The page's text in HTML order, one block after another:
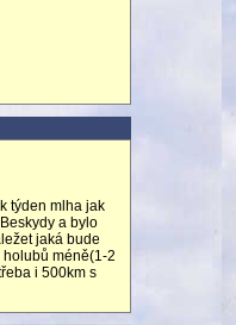
týden mlha jak
a bylo
jaká bude
méně(1-2
i 500km s